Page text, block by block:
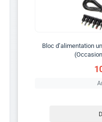
Bloc d’alimentation